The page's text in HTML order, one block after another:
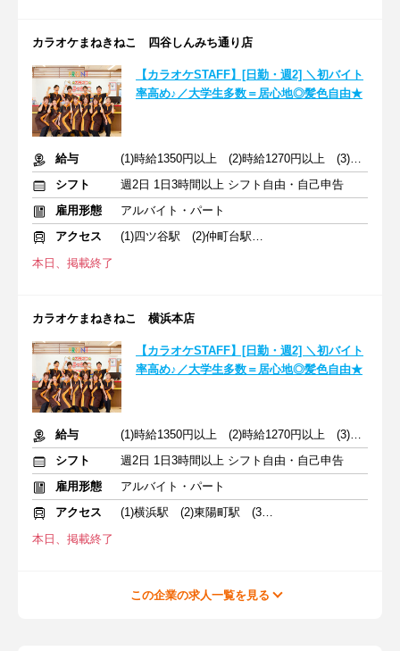
カラオケまねきねこ 四谷しんみち通り店
【カラオケSTAFF】[日勤・週2] ＼初バイト
率高め♪／大学生多数＝居心地◎髪色自由★
給与
(1)時給1350円以上 (2)時給1270円以上 (3)時給1350円以上
シフト
週2日 1日3時間以上 シフト自由・自己申告
雇用形態
アルバイト・パート
アクセス
(1)四ツ谷駅 (2)仲町台駅 (3)桜木町駅
本日、掲載終了
カラオケまねきねこ 横浜本店
【カラオケSTAFF】[日勤・週2] ＼初バイト
率高め♪／大学生多数＝居心地◎髪色自由★
給与
(1)時給1350円以上 (2)時給1270円以上 (3)時給1350円以上
シフト
週2日 1日3時間以上 シフト自由・自己申告
雇用形態
アルバイト・パート
アクセス
(1)横浜駅 (2)東陽町駅 (3)飯田橋駅
本日、掲載終了
この企業の求人一覧を見る